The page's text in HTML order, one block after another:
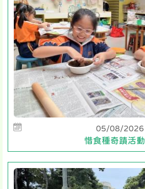
05/08/2026
惜食種奇蹟活動